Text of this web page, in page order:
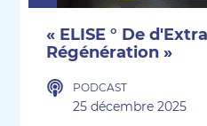
« ELISE ° De
Régénération »
PODCAST
25 décembre 2025